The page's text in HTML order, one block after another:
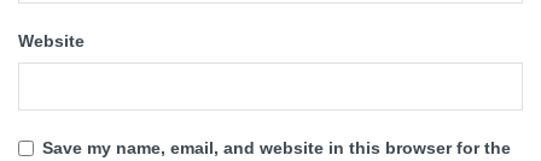
Website
Save my name, email, and website in this browser for the